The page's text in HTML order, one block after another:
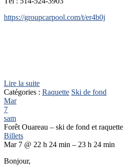
https://groupcarpool.com/t/er4b0j
Lire la suite
Catégories : Raquette Ski de fond
Mar
7
sam
Forêt Ouareau – ski de fond et raquette
Billets
Mar 7 @ 22 h 24 min – 23 h 24 min
Bonjour,